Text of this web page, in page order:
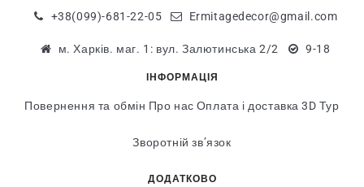
+38(099)-681-22-05 Ermitagedecor@gmail.com
м. Харків. маг. 1: вул. Залютинська 2/2 9-18
ІНФОРМАЦІЯ
Повернення та обмін Про нас Оплата і доставка 3D Тур
Зворотній зв’язок
ДОДАТКОВО